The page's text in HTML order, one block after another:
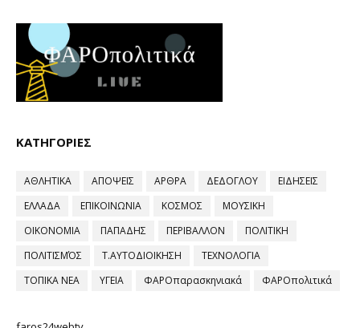
ΚΑΤΗΓΟΡΙΕΣ
ΑΘΛΗΤΙΚΑ ΑΠΟΨΕΙΣ ΑΡΘΡΑ ΔΕΔΟΓΛΟΥ
ΕΙΔΗΣΕΙΣ
ΕΛΛΑΔΑ
ΕΠΙΚΟΙΝΩΝΙΑ ΚΟΣΜΟΣ
ΜΟΥΣΙΚΗ
ΟΙΚΟΝΟΜΙΑ
ΠΑΠΑΔΗΣ ΠΕΡΙΒΑΛΛΟΝ
ΠΟΛΙΤΙΚΗ
ΠΟΛΙΤΙΣΜΌΣ
Τ.ΑΥΤΟΔΙΟΙΚΗΣΗ
ΤΕΧΝΟΛΟΓΙΑ
ΤΟΠΙΚΑ ΝΕΑ
ΥΓΕΙΑ ΦΑΡΟπαρασκηνιακά ΦΑΡΟπολιτικά